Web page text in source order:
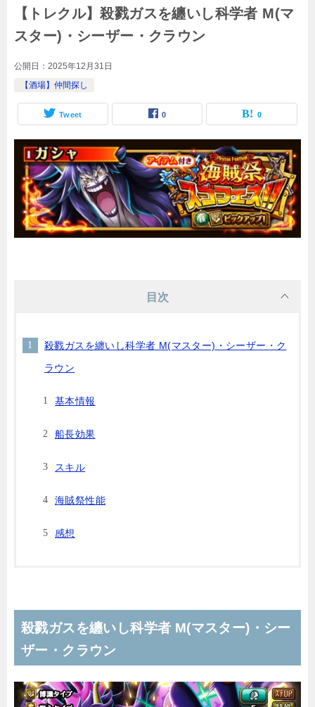
【トレクル】殺戮ガスを纏いし科学者 M(マ
スター)・シーザー・クラウン
公開日： 2025年12月31日
【酒場】仲間探し
Tweet 0 0
目次
殺戮ガスを纏いし科学者 M(マスター)・シーザー・ク
ラウン
基本情報
船長効果
スキル
海賊祭性能
感想
殺戮ガスを纏いし科学者 M(マスター)・シー
ザー・クラウン